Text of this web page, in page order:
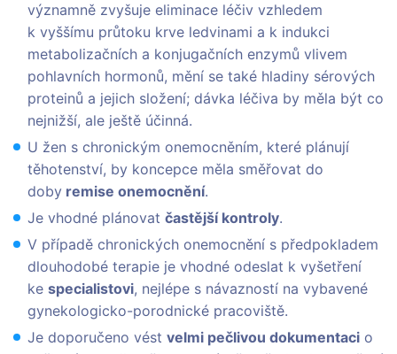
významně zvyšuje eliminace léčiv vzhledem
k vyššímu průtoku krve ledvinami a k indukci
metabolizačních a konjugačních enzymů vlivem
pohlavních hormonů, mění se také hladiny sérových
proteinů a jejich složení; dávka léčiva by měla být co
nejnižší, ale ještě účinná.
U žen s chronickým onemocněním, které plánují
těhotenství, by koncepce měla směřovat do
doby remise onemocnění.
Je vhodné plánovat častější kontroly.
V případě chronických onemocnění s předpokladem
dlouhodobé terapie je vhodné odeslat k vyšetření
ke specialistovi, nejlépe s návazností na vybavené
gynekologicko-porodnické pracoviště.
Je doporučeno vést velmi pečlivou dokumentaci o